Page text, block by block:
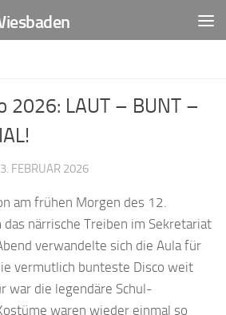
2026: LAUT – BUNT –
FEBRUAR 2026
am frühen Morgen des 12.
närrische Treiben im Sekretariat
verwandelte sich die Aula für
vermutlich bunteste Disco weit
war die legendäre Schul-
waren wieder einmal so